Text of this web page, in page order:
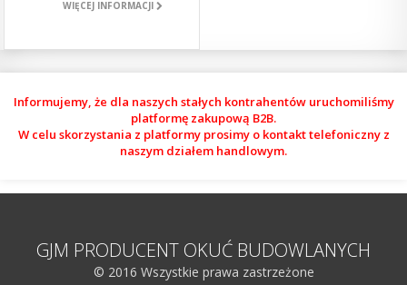
WIĘCEJ INFORMACJI
Informujemy, że dla naszych stałych kontrahentów uruchomiliśmy
platformę zakupową B2B.
W celu skorzystania z platformy prosimy o kontakt telefoniczny z
naszym działem handlowym.
GJM PRODUCENT OKUĆ BUDOWLANYCH
© 2016 Wszystkie prawa zastrzeżone